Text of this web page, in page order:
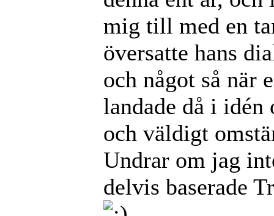
mig till med en
översatte hans
och något så när
landade då i
och väldigt
Undrar om jag
delvis baserade